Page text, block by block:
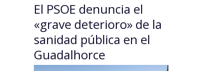
El PSOE denuncia el
«grave deterioro» de la
sanidad pública en el
Guadalhorce